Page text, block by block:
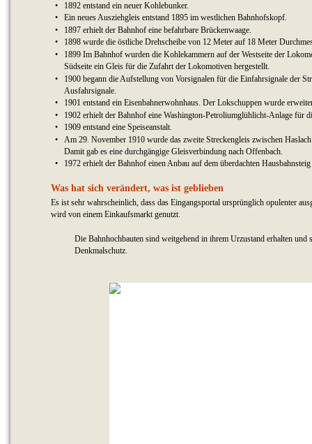
•
1892 entstand ein neuer Kohlebunker.
•
Ein neues Ausziehgleis entstand 1895 im westlichen Bahnhofskopf.
•
1897 erhielt der Bahnhof eine befahrbare Brückenwaage.
•
1898 wurde die östliche Drehscheibe von 12 Meter auf 18 Meter
•
1899 Im Bahnhof wurden die Kohlekammern auf der Westseite der
Südseite ein Gleis für die Zufahrt der Lokomotiven hergestellt.
•
1900 begann die Aufstellung von Vorsignalen für die Einfahrsignale der
Ausfahrsignale.
•
1901 entstand ein Eisenbahnerwohnhaus. Der Lokschuppen wurde
•
1902 erhielt der Bahnhof eine Washington-Petroliumglühlicht-Anlage für
•
1909 entstand eine Speiseanstalt.
•
Am 29. November 1910 wurde das zweite Streckengleis zwischen
Damit gab es eine durchgängige Gleisverbindung nach Offenbach.
•
1972 erhielt der Bahnhof einen Anbau auf dem überdachten
Was hat sich verändert, was ist geblieben
Es ist sehr wahrscheinlich, dass das Eingangsportal ursprünglich opulenter
wird von einem Einkaufsmarkt genutzt.
Die Bahnhochbauten sind weitgehend in ihrem Urzustand erhalten und
Denkmalschutz.